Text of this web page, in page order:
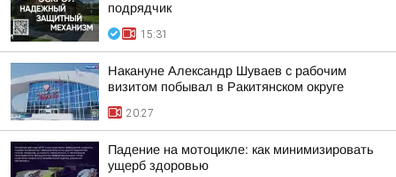
подрядчик
15:31
Накануне Александр Шуваев с рабочим
визитом побывал в Ракитянском округе
20:27
Падение на мотоцикле: как минимизировать
ущерб здоровью